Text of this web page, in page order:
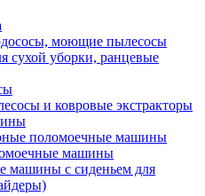
моющие пылесосы
сухой уборки, ранцевые
и ковровые экстракторы
поломоечные машины
машины
машины с сиденьем для